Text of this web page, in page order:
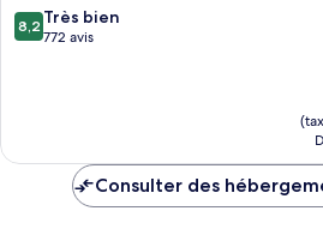
8.2
sur
8,2 Très bien
772 avis
Consulter des